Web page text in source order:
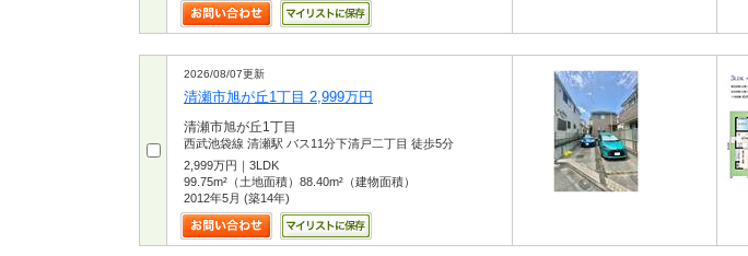
2026/08/07更新
清瀬市旭が丘1丁目 2,999万円
清瀬市旭が丘1丁目
西武池袋線 清瀬駅 バス11分下清戸二丁目 徒歩5分
2,999万円｜3LDK
99.75m²（土地面積）88.40m²（建物面積）
2012年5月 (築14年)